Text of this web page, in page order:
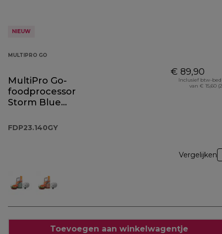
NIEUW
MULTIPRO GO
MultiPro Go-
foodprocessor
Storm Blue
FDP23.140GY
€ 89,90
Inclusief btw-
van € 15,60
Vergelijken
Toevoegen aan winkelwagentje